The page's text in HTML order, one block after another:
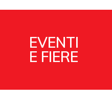
EVENTI
E FIERE